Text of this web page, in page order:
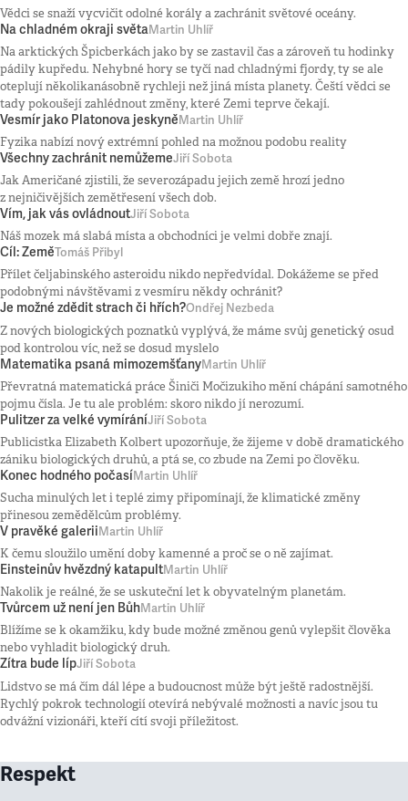
Vědci se snaží vycvičit odolné korály a zachránit světové oceány.
Na chladném okraji světaMartin Uhlíř
Na arktických Špicberkách jako by se zastavil čas a zároveň tu hodinky
pádily kupředu. Nehybné hory se tyčí nad chladnými fjordy, ty se ale
oteplují několikanásobně rychleji než jiná místa planety. Čeští vědci se
tady pokoušejí zahlédnout změny, které Zemi teprve čekají.
Vesmír jako Platonova jeskyněMartin Uhlíř
Fyzika nabízí nový extrémní pohled na možnou podobu reality
Všechny zachránit nemůžemeJiří Sobota
Jak Američané zjistili, že severozápadu jejich země hrozí jedno
z nejničivějších zemětřesení všech dob.
Vím, jak vás ovládnoutJiří Sobota
Náš mozek má slabá místa a obchodníci je velmi dobře znají.
Cíl: ZeměTomáš Přibyl
Přílet čeljabinského asteroidu nikdo nepředvídal. Dokážeme se před
podobnými návštěvami z vesmíru někdy ochránit?
Je možné zdědit strach či hřích?Ondřej Nezbeda
Z nových biologických poznatků vyplývá, že máme svůj genetický osud
pod kontrolou víc, než se dosud myslelo
Matematika psaná mimozemšťanyMartin Uhlíř
Převratná matematická práce Šiniči Močizukiho mění chápání samotného
pojmu čísla. Je tu ale problém: skoro nikdo jí nerozumí.
Pulitzer za velké vymíráníJiří Sobota
Publicistka Elizabeth Kolbert upozorňuje, že žijeme v době dramatického
zániku biologických druhů, a ptá se, co zbude na Zemi po člověku.
Konec hodného počasíMartin Uhlíř
Sucha minulých let i teplé zimy připomínají, že klimatické změny
přinesou zemědělcům problémy.
V pravěké galeriiMartin Uhlíř
K čemu sloužilo umění doby kamenné a proč se o ně zajímat.
Einsteinův hvězdný katapultMartin Uhlíř
Nakolik je reálné, že se uskuteční let k obyvatelným planetám.
Tvůrcem už není jen BůhMartin Uhlíř
Blížíme se k okamžiku, kdy bude možné změnou genů vylepšit člověka
nebo vyhladit biologický druh.
Zítra bude lípJiří Sobota
Lidstvo se má čím dál lépe a budoucnost může být ještě radostnější.
Rychlý pokrok technologií otevírá nebývalé možnosti a navíc jsou tu
odvážní vizionáři, kteří cítí svoji příležitost.
Respekt